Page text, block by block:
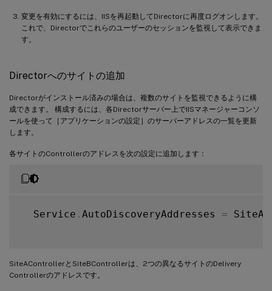
変更を有効にするには、IISを再起動してDirectorに再度ログオンします。
これで、Directorでこれらのユーザーのセッションを監視して表示できま
す。
Directorへのサイトの追加
Directorがインストール済みの場合は、複数のサイトを監視できるように構
成できます。 構成するには、各Directorサーバー上でIISマネージャーコンソ
ールを使って［アプリケーションの設定］のサーバーアドレスの一覧を更新
します。
各サイトのControllerのアドレスを次の設定に追加します：
  Service
. AutoDiscoveryAddresses =
SiteAControllerとSiteBControllerは、2つの異なるサイトのDelivery
Controllerのアドレスです。